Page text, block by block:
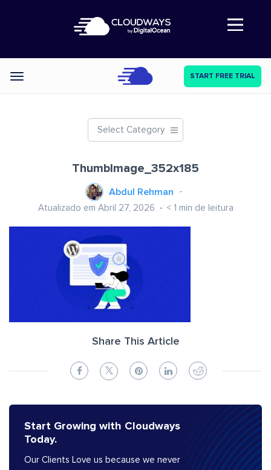
Abre a navegação
Categories START FREE TRIAL
Select Category
ThumbImage_352x185
Abdul Rehman
Atualizado em Abril 27, 2026 < 1 min de leitura
Share This Article
Start Growing with Cloudways
Today.
Our Clients Love us because we never